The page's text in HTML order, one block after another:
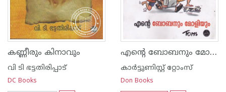
കണ്ണീരും കിനാവും
വി ടി ഭട്ടതിരിപ്പാട്‌
DC Books
എന്റെ ബോബനും മോളിയും
കാര്‍ട്ടുണിസ്റ്റ് റ്റോംസ്
Don Books